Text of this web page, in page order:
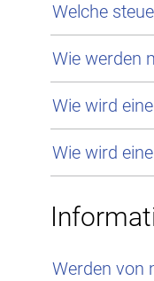
Welche
Wie werden
Wie wird
Wie wird
Werden von